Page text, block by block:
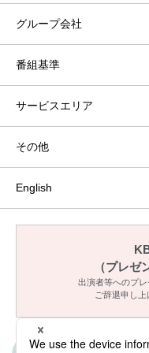
グループ会社
番組基準
サービスエリア
その他
English
（プレゼ
出演者等へのプ
ご辞退申し上